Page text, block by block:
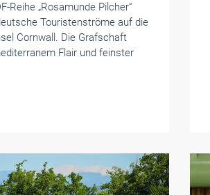
Reihe „Rosamunde Pilcher“
Touristenströme auf die
Cornwall. Die Grafschaft
Flair und feinster